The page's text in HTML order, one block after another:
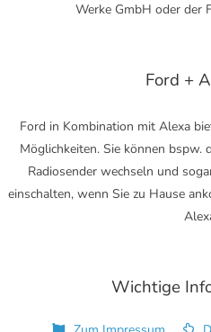
Werke GmbH oder der
Ford +
Ford in Kombination mit Alexa
Möglichkeiten. Sie können bspw.
Radiosender wechseln und
einschalten, wenn Sie zu Hause
Wichtige